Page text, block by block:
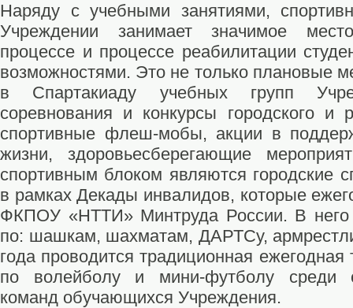
Наряду с учебными занятиями,
Учреждении занимает значимое
процессе и процессе реабилитации
возможностями. Это не только плановые
в Спартакиаду учебных групп
соревнования и конкурсы городского и
спортивные флеш-мобы, акции в
жизни, здоровьесберегающие
спортивным блоком являются городские
в рамках Декады инвалидов, которые
ФКПОУ «НТТИ» Минтруда России. В него
по: шашкам, шахматам, ДАРТСу,
года проводится традиционная ежегодная
по волейболу и мини-футболу среди
команд обучающихся Учреждения.